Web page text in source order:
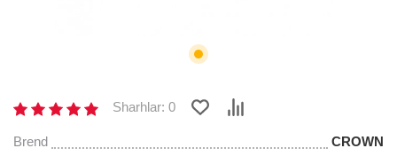
Sharhlar: 0
Brend CROWN